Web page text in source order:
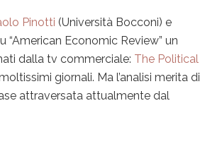
Pinotti (Università Bocconi) e
Economic Review” un
dalla tv commerciale: The Political
giornali. Ma l’analisi merita di
attraversata attualmente dal